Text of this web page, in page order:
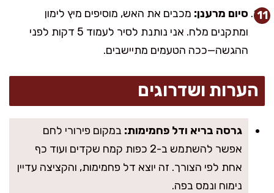
סיום מרענן: מכבים את האש, מוסיפים מיץ לימון
ומתקנים מלח. אני נותנת לסיר לעמוד 5 דקות לפני
ההגשה—ככה הטעמים מתיישבים.
הערות ושדרוגים
גרסה בריא ודל פחמימות: במקום פירורי לחם
אפשר להשתמש ב-2 כפות קמח שקדים ועוד כף
אחת לפי הצורך. זה יוצא דל פחמימות, והקציצה עדיין
נימוח ונמס בפה.